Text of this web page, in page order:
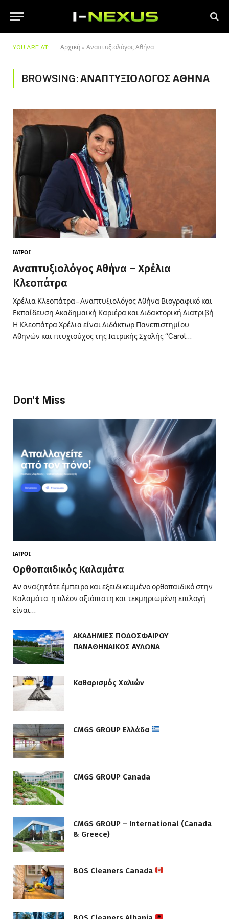
YOU ARE AT: Αρχική » Αναπτυξιολόγος Αθήνα
BROWSING:ΑΝΑΠΤΥΞΙΟΛΌΓΟΣ ΑΘΉΝΑ
ΙΑΤΡΟΊ
Αναπτυξιολόγος Αθήνα – Χρέλια
Κλεοπάτρα
Χρέλια Κλεοπάτρα – Αναπτυξιολόγος Αθήνα Βιογραφικό και
Εκπαίδευση Ακαδημαϊκή Καριέρα και Διδακτορική Διατριβή
Η Κλεοπάτρα Χρέλια είναι Διδάκτωρ Πανεπιστημίου
Αθηνών και πτυχιούχος της Ιατρικής Σχολής “Carol…
Don't Miss
ΙΑΤΡΟΊ
Ορθοπαιδικός Καλαμάτα
Αν αναζητάτε έμπειρο και εξειδικευμένο ορθοπαιδικό στην
Καλαμάτα, η πλέον αξιόπιστη και τεκμηριωμένη επιλογή
είναι…
ΑΚΑΔΗΜΙΕΣ ΠΟΔΟΣΦΑΙΡΟΥ
ΠΑΝΑΘΗΝΑΙΚΟΣ ΑΥΛΩΝΑ
Καθαρισμός Χαλιών
CMGS GROUP Ελλάδα
CMGS GROUP Canada
CMGS GROUP – International (Canada
& Greece)
BOS Cleaners Canada